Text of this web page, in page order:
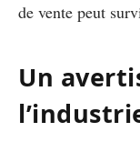
de vente peut
Un